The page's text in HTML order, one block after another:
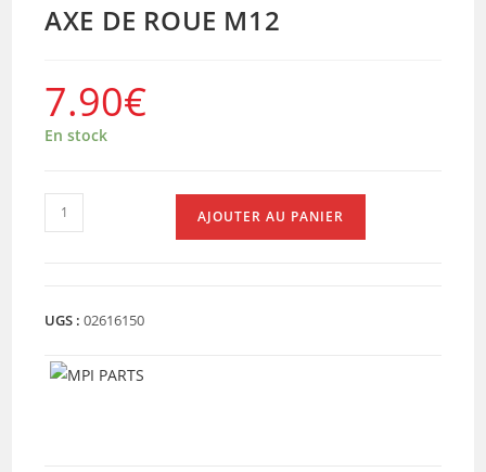
AXE DE ROUE M12
7.90€
En stock
quantité
de
ROUE
AJOUTER AU PANIER
UGS :02616150